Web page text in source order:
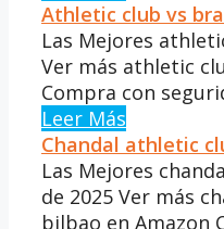
Athletic club vs
Las Mejores
Ver más athletic
Compra con
Leer Más
Chandal athletic
Las Mejores
de 2025 Ver más
bilbao en Amazon